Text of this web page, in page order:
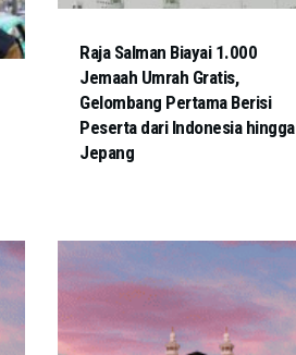
Raja Salman Biayai 1.000
Jemaah Umrah Gratis,
Gelombang Pertama Berisi
Peserta dari Indonesia hingga
Jepang